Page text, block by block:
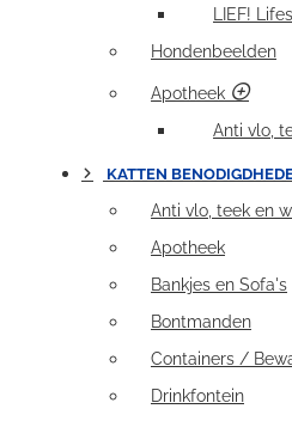
LIEF!
Hondenbeelden
Apotheek
Anti vlo,
KATTEN
Anti vlo, teek en
Apotheek
Bankjes en Sofa's
Bontmanden
Containers /
Drinkfontein